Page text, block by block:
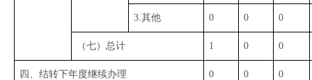
3.其他 0 0 0
（七）总计 1 0 0
四、结转下年度继续办理 0 0 0